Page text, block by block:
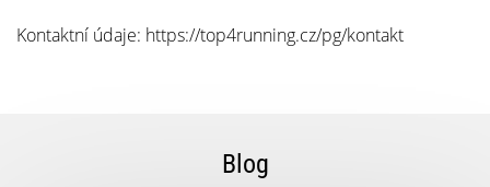
Kontaktní údaje: https://top4running.cz/pg/kontakt
Blog